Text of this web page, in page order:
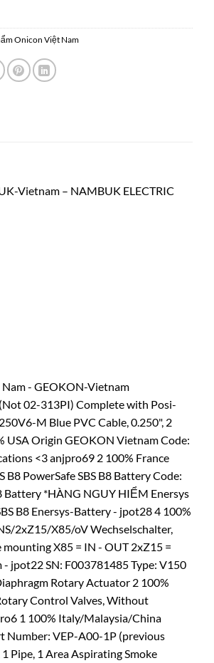
Onicon Việt Nam
Vietnam – NAMBUK ELECTRIC
- GEOKON-Vietnam
02-313PI) Complete with Posi-
M Blue PVC Cable, 0.250", 2
USA Origin GEOKON Vietnam Code:
<3 anjpro69 2 100% France
PowerSafe SBS B8 Battery Code:
Battery *HÀNG NGUY HIỂM Enersys
B8 Enersys-Battery - jpot28 4 100%
2xZ15/X85/oV Wechselschalter,
mounting X85 = IN - OUT 2xZ15 =
jpot22 SN: F003781485 Type: V150
Rotary Actuator 2 100%
Control Valves, Without
1 100% Italy/Malaysia/China
Number: VEP-A00-1P (previous
Pipe, 1 Area Aspirating Smoke